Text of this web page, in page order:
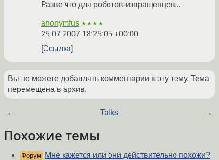
Разве что для роботов-извращенцев...
anonymfus ★★★★
25.07.2007 18:25:05 +00:00
Ссылка
Вы не можете добавлять комментарии в эту тему. Тема
перемещена в архив.
← Talks →
Похожие темы
Форум
Мне кажется или они действительно похожи?